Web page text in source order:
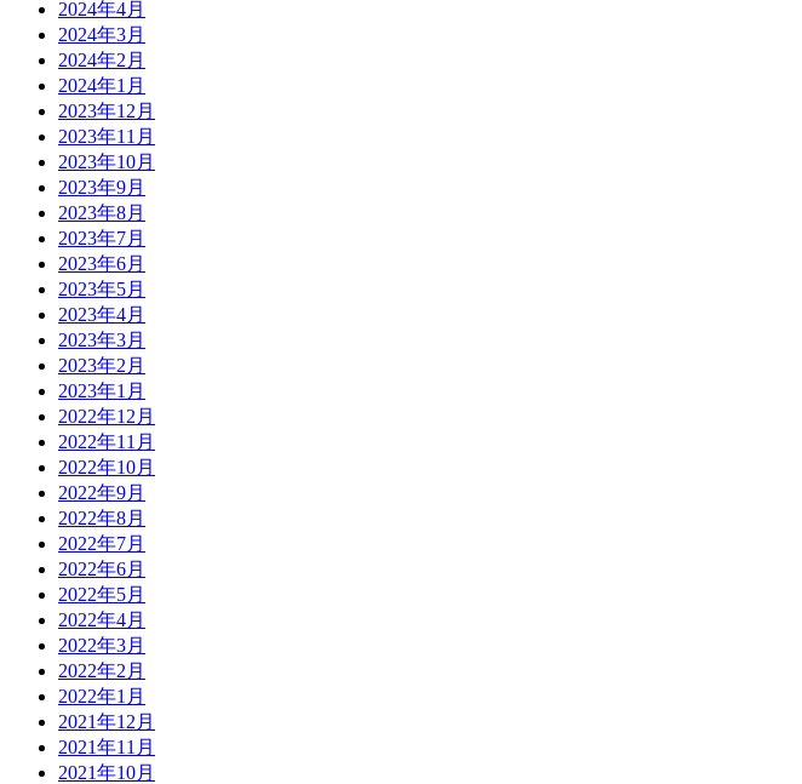
2024年4月
2024年3月
2024年2月
2024年1月
2023年12月
2023年11月
2023年10月
2023年9月
2023年8月
2023年7月
2023年6月
2023年5月
2023年4月
2023年3月
2023年2月
2023年1月
2022年12月
2022年11月
2022年10月
2022年9月
2022年8月
2022年7月
2022年6月
2022年5月
2022年4月
2022年3月
2022年2月
2022年1月
2021年12月
2021年11月
2021年10月